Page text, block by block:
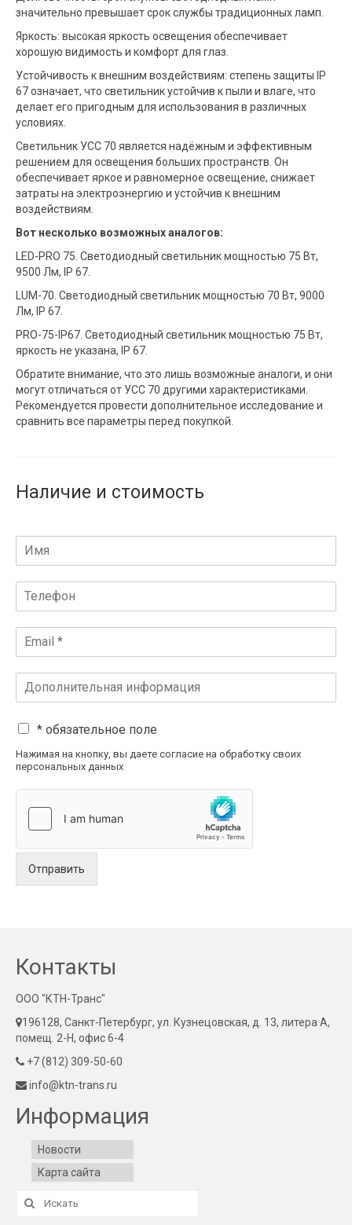
значительно превышает срок службы традиционных ламп.
Яркость: высокая яркость освещения обеспечивает
хорошую видимость и комфорт для глаз.
Устойчивость к внешним воздействиям: степень защиты IP
67 означает, что светильник устойчив к пыли и влаге, что
делает его пригодным для использования в различных
условиях.
Светильник УСС 70 является надёжным и эффективным
решением для освещения больших пространств. Он
обеспечивает яркое и равномерное освещение, снижает
затраты на электроэнергию и устойчив к внешним
воздействиям.
Вот несколько возможных аналогов:
LED-PRO 75. Светодиодный светильник мощностью 75 Вт,
9500 Лм, IP 67.
LUM-70. Светодиодный светильник мощностью 70 Вт, 9000
Лм, IP 67.
PRO-75-IP67. Светодиодный светильник мощностью 75 Вт,
яркость не указана, IP 67.
Обратите внимание, что это лишь возможные аналоги, и они
могут отличаться от УСС 70 другими характеристиками.
Рекомендуется провести дополнительное исследование и
сравнить все параметры перед покупкой.
Наличие и стоимость
* обязательное поле
Нажимая на кнопку, вы даете согласие на обработку своих
персональных данных
Отправить
Контакты
ООО "КТН-Транс"
196128, Санкт-Петербург, ул. Кузнецовская, д. 13, литера А,
помещ. 2-Н, офис 6-4
+7 (812) 309-50-60
info@ktn-trans.ru
Информация
Новости
Карта сайта
Искать: